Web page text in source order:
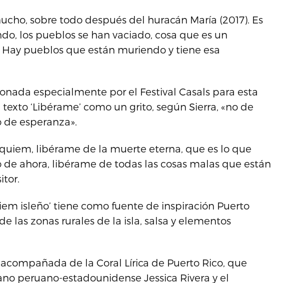
sobre todo después del huracán María (2017). Es
los pueblos se han vaciado, cosa que es un
pueblos que están muriendo y tiene esa
especialmente por el Festival Casals para esta
‘Libérame’ como un grito, según Sierra, «no de
esperanza».
libérame de la muerte eterna, que es lo que
ahora, libérame de todas las cosas malas que están
isleño’ tiene como fuente de inspiración Puerto
las zonas rurales de la isla, salsa y elementos
de la Coral Lírica de Puerto Rico, que
peruano-estadounidense Jessica Rivera y el